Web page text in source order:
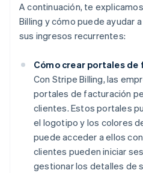
A continuación, te
Billing y cómo puede ayudar
sus ingresos recurrentes:
Cómo crear portales
Con Stripe Billing, las
portales de facturación
clientes. Estos portales
el logotipo y los colores
puede acceder a ellos con
clientes pueden iniciar
gestionar los detalles de